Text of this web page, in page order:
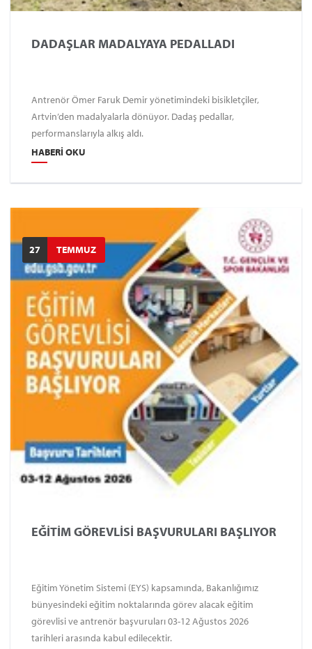
DADAŞLAR MADALYAYA PEDALLADI
Antrenör Ömer Faruk Demir yönetimindeki bisikletçiler,
Artvin’den madalyalarla dönüyor. Dadaş pedallar,
performanslarıyla alkış aldı.
HABERI OKU
27 TEMMUZ
EĞİTİM GÖREVLİSİ BAŞVURULARI BAŞLIYOR
Eğitim Yönetim Sistemi (EYS) kapsamında, Bakanlığımız
bünyesindeki eğitim noktalarında görev alacak eğitim
görevlisi ve antrenör başvuruları 03-12 Ağustos 2026
tarihleri arasında kabul edilecektir.